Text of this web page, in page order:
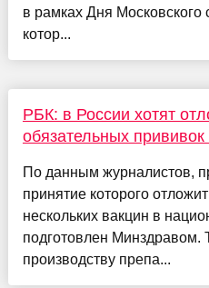
в рамках Дня Московского
котор...
РБК: в России хотят
обязательных
По данным журналистов,
принятие которого
нескольких вакцин в
подготовлен Минздравом.
производству препа...